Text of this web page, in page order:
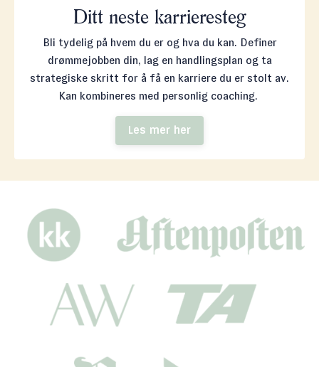
Ditt neste karrieresteg
Bli tydelig på hvem du er og hva du kan. Definer
drømmejobben din, lag en handlingsplan og ta
strategiske skritt for å få en karriere du er stolt av.
Kan kombineres med personlig coaching.
Les mer her